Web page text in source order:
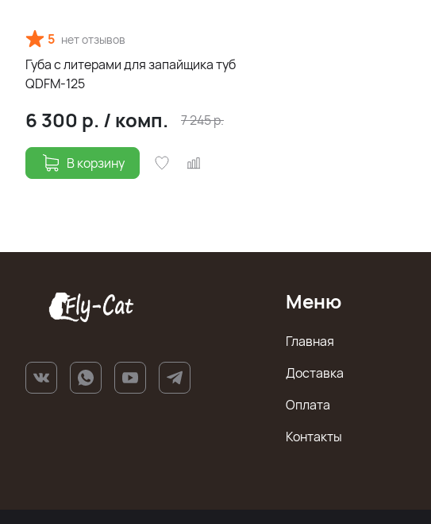
5 нет отзывов
Губа с литерами для запайщика туб
QDFM-125
6 300 р. / комп. 7 245р.
В корзину
Меню
Главная
Доставка
Оплата
Контакты